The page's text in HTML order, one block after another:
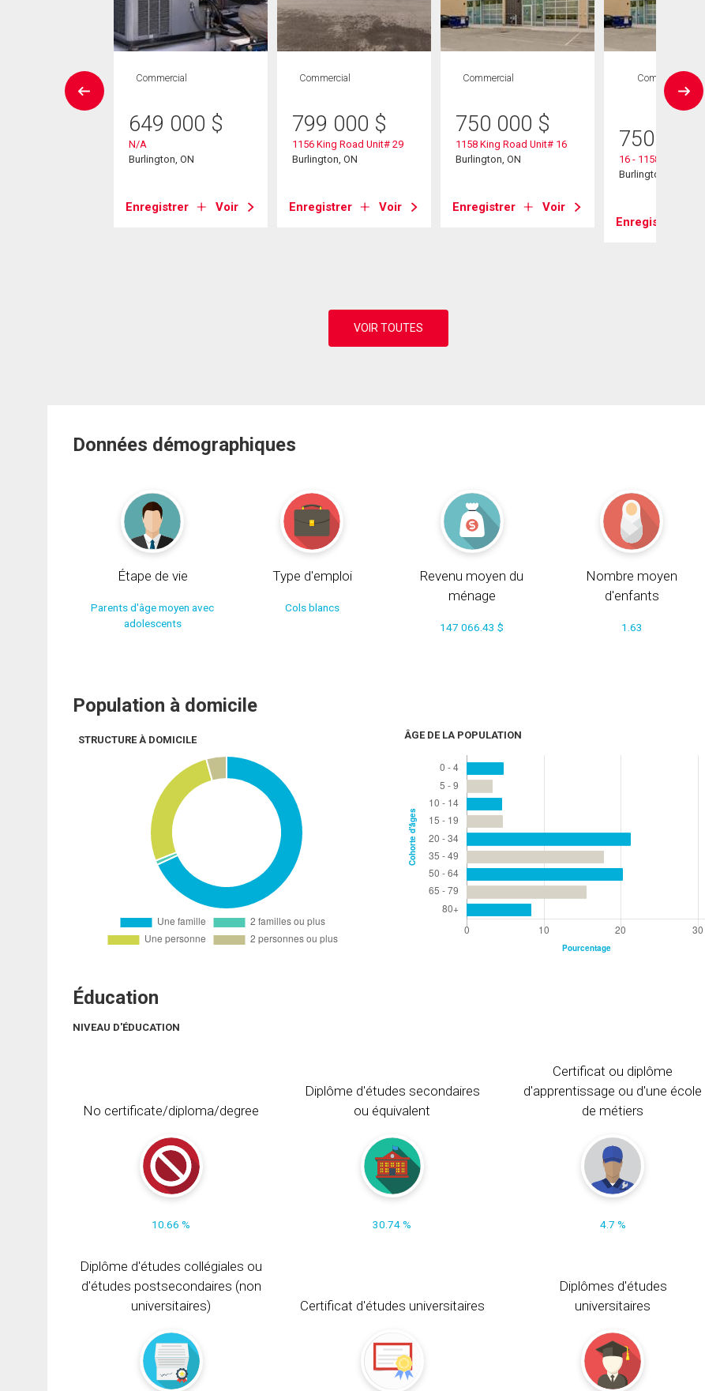
Commercial
649 000 $
N/A
Burlington, ON
Enregistrer Voir
Commercial
799 000 $
1156 King Road Unit# 29
Burlington, ON
Enregistrer Voir
Commercial
750 000 $
1158 King Road Unit# 16
Burlington, ON
Enregistrer Voir
Commercial
1 SDB
750 000
16 - 1158 King Road
Burlington, ON
Enregistrer
Données démographiques
Étape de vie
Parents d'âge moyen avec
adolescents
Type d'emploi
Cols blancs
Revenu moyen du
ménage
147 066.43 $
Nombre moyen
d'enfants
1.63
Population à domicile
STRUCTURE À DOMICILE ÂGE DE LA POPULATION
Éducation
NIVEAU D'ÉDUCATION
No certificate/diploma/degree
10.66 %
Diplôme d'études secondaires
ou équivalent
30.74 %
Certificat ou diplôme
d'apprentissage ou d'une école
de métiers
4.7 %
Diplôme d'études collégiales ou
d'études postsecondaires (non
universitaires)
Certificat d'études universitaires
Diplômes d'études
universitaires